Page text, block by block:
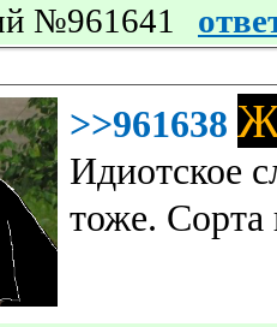
№961641
>>961638
Идиотское
тоже. Сорта